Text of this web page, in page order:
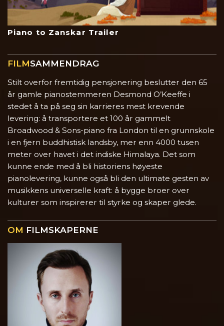
Piano to Zanskar Trailer
FILMSAMMENDRAG
Stilt overfor fremtidig pensjonering beslutter den 65
år gamle pianostemmeren Desmond O’Keeffe i
stedet å ta på seg sin karrieres mest krevende
levering: å transportere et 100 år gammelt
Broadwood & Sons-piano fra London til en grunnskole
i en fjern buddhistisk landsby, mer enn 4000 tusen
meter over havet i det indiske Himalaya. Det som
kunne ende med å bli historiens høyeste
pianolevering, kunne også bli den ultimate gesten av
musikkens universelle kraft: å bygge broer over
kulturer som inspirerer til styrke og skaper glede.
OM FILMSKAPERNE